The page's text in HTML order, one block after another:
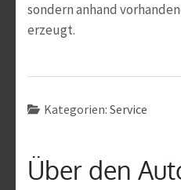
sondern anhand
erzeugt.
Kategorien: Service
Über den